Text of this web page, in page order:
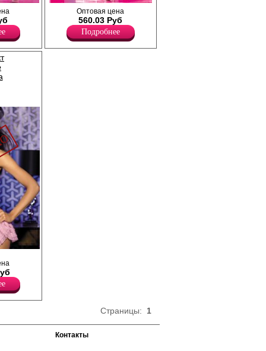
4,
бантик.
Боди на тонких бретелях, выполненное из
сеточки с замысловатым рисунком, плотно
облегает тело, на передней части изделия
атласные бантики.
Лайкра 10%
Полиамид 90%
Оптовая цена
560.03 Руб
Подробнее
из
из
Страницы: 1
Контакты